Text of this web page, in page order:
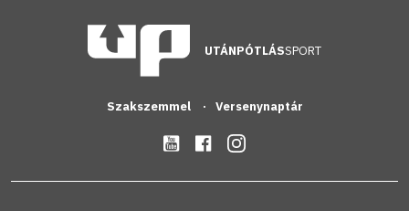
UTÁNPÓTLÁSSPORT
Szakszemmel Versenynaptár